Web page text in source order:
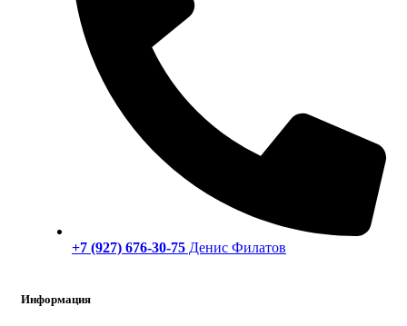
+7 (927) 676-30-75 Денис Филатов
Информация